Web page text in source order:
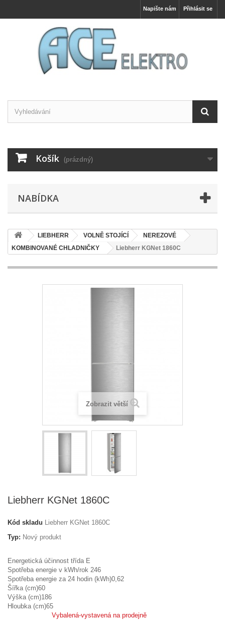
Přihlásit se
Napište nám
Košík (prázdný)
NABÍDKA
LIEBHERR VOLNĚ STOJÍCÍ
NEREZOVÉ
KOMBINOVANÉ CHLADNIČKY
Liebherr KGNet 1860C
Zobrazit větší
Liebherr KGNet 1860C
Kód skladu Liebherr KGNet 1860C
Typ: Nový produkt
Energetická účinnost třída E
Spotřeba energie v kWh/rok 246
Spotřeba energie za 24 hodin (kWh)0,62
Šířka (cm)60
Výška (cm)186
Hloubka (cm)65
Vybalená-vystavená na prodejně